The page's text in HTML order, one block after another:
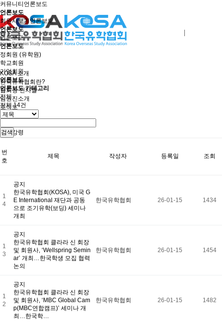
KOSA 소개
한국유학협회란?
협회장 인사말
임원진소개
조직도
역대회장단
윤리강령
회원사인증
오시는길
학교회원
기업회원
학교인증제
학교인증제란
KOSA AWARD
유학프로그램
유학신문고
유학신문고
커뮤니티
NEWS/NOTICE
메뉴 백그라운드
KOSA 소개
한국유학협회란
협회장 인사말
커뮤니티 언론보도
언론보도
회원사보기언론보도
언론보도
언론보도
언론보도
정회원 (유학원)
학교회원
기업회원
언론보도
언론보도 카테고리
전체
전체14건
검색
번
호
제목 작성자 등록일 조회
1
4
공지
한국유학협회(KOSA), 미국 G
E International 재단과 공동
으로 조기유학(보딩) 세미나
개최
한국유학협회 26-01-15 1434
1
3
공지
한국유학협회 클라라 신 회장
및 회원사, ‘Wellspring Semin
ar’ 개최…한국학생 모집 협력
논의
한국유학협회 26-01-15 1454
1
2
공지
한국유학협회 클라라 신 회장
및 회원사, ‘MBC Global Cam
p(MBC연합캠프)’ 세미나 개
최…한국학…
한국유학협회 26-01-15 1482